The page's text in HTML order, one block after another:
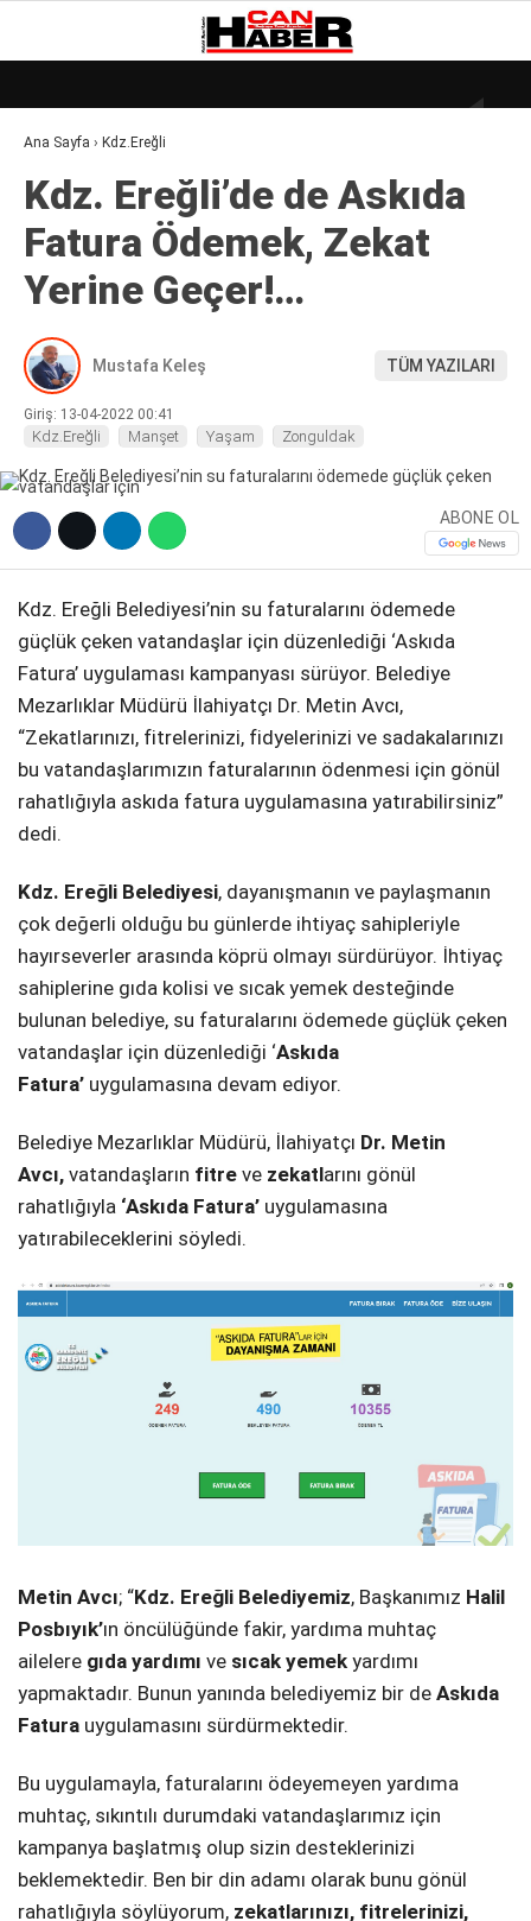
WhatsApp İhbar Hattı
Instagram
Youtube
19°
GALERİ
DÜNYA
EKONOMI
GÜNDEM
KÜLÜR – SANAT
MAGAZIN
SAĞLIK
POLITIKA
ASAYIŞ
DIĞER
Ana Sayfa › Kdz.Ereğli
Kdz. Ereğli’de de Askıda
Fatura Ödemek, Zekat
Yerine Geçer!…
Mustafa Keleş TÜM YAZILARI
Giriş: 13-04-2022 00:41
Kdz.Ereğli Manşet Yaşam Zonguldak
ABONE OL
Kdz. Ereğli Belediyesi’nin su faturalarını ödemede
güçlük çeken vatandaşlar için düzenlediği ‘Askıda
Fatura’ uygulaması kampanyası sürüyor. Belediye
Mezarlıklar Müdürü İlahiyatçı Dr. Metin Avcı,
“Zekatlarınızı, fitrelerinizi, fidyelerinizi ve sadakalarınızı
bu vatandaşlarımızın faturalarının ödenmesi için gönül
rahatlığıyla askıda fatura uygulamasına yatırabilirsiniz”
dedi.
Kdz. Ereğli Belediyesi, dayanışmanın ve paylaşmanın
çok değerli olduğu bu günlerde ihtiyaç sahipleriyle
hayırseverler arasında köprü olmayı sürdürüyor. İhtiyaç
sahiplerine gıda kolisi ve sıcak yemek desteğinde
bulunan belediye, su faturalarını ödemede güçlük çeken
vatandaşlar için düzenlediği ‘Askıda
Fatura’ uygulamasına devam ediyor.
Belediye Mezarlıklar Müdürü, İlahiyatçı Dr. Metin
Avcı, vatandaşların fitre ve zekatlarını gönül
rahatlığıyla ‘Askıda Fatura’ uygulamasına
yatırabileceklerini söyledi.
Metin Avcı; “Kdz. Ereğli Belediyemiz, Başkanımız Halil
Posbıyık’ın öncülüğünde fakir, yardıma muhtaç
ailelere gıda yardımı ve sıcak yemek yardımı
yapmaktadır. Bunun yanında belediyemiz bir de Askıda
Fatura uygulamasını sürdürmektedir.
Bu uygulamayla, faturalarını ödeyemeyen yardıma
muhtaç, sıkıntılı durumdaki vatandaşlarımız için
kampanya başlatmış olup sizin desteklerinizi
beklemektedir. Ben bir din adamı olarak bunu gönül
rahatlığıyla söylüyorum, zekatlarınızı, fitrelerinizi,